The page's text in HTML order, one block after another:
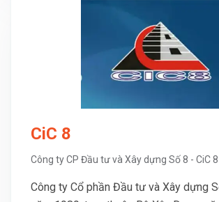
CiC 8
Công ty CP Đầu tư và Xây dựng Số 8 - CiC 8
Công ty Cổ phần Đầu tư và Xây dựng